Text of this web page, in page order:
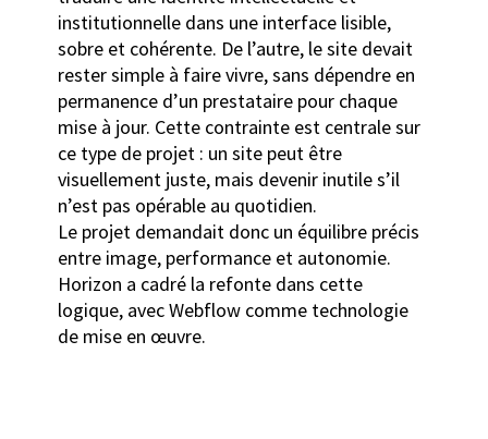
institutionnelle dans une interface lisible,
sobre et cohérente. De l’autre, le site devait
rester simple à faire vivre, sans dépendre en
permanence d’un prestataire pour chaque
mise à jour. Cette contrainte est centrale sur
ce type de projet : un site peut être
visuellement juste, mais devenir inutile s’il
n’est pas opérable au quotidien.
Le projet demandait donc un équilibre précis
entre image, performance et autonomie.
Horizon a cadré la refonte dans cette
logique, avec Webflow comme technologie
de mise en œuvre.